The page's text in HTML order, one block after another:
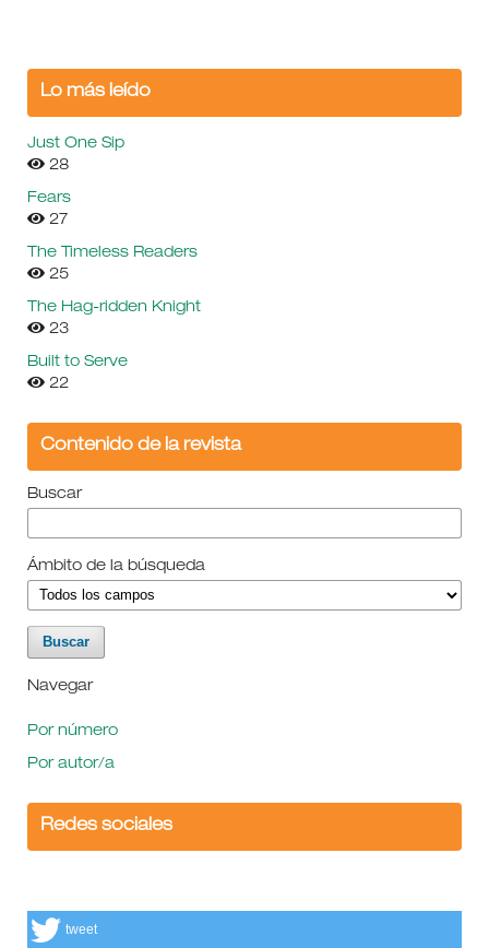
Lo más leído
Just One Sip
28
Fears
27
The Timeless Readers
25
The Hag-ridden Knight
23
Built to Serve
22
Contenido de la revista
Buscar
Ámbito de la búsqueda
Navegar
Por número
Por autor/a
Redes sociales
tweet